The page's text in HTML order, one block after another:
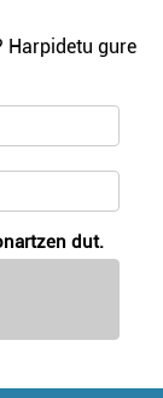
Harpidetu gure
dut.